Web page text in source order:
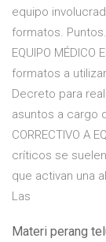
equipo
formatos. Puntos.
EQUIPO
formatos a
Decreto para
asuntos a cargo
CORRECTIVO A
críticos se
que activan una
Las
Materi perang